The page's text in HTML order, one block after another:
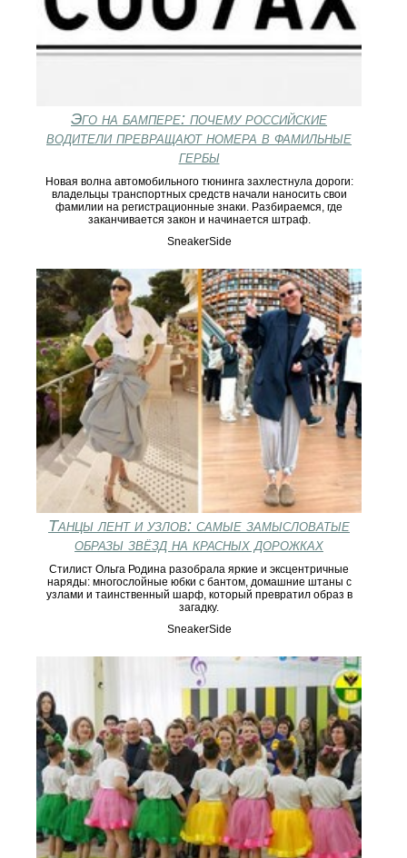
Эго на бампере: почему российские
водители превращают номера в фамильные
гербы
Новая волна автомобильного тюнинга захлестнула дороги:
владельцы транспортных средств начали наносить свои
фамилии на регистрационные знаки. Разбираемся, где
заканчивается закон и начинается штраф.
SneakerSide
Танцы лент и узлов: самые замысловатые
образы звёзд на красных дорожках
Стилист Ольга Родина разобрала яркие и эксцентричные
наряды: многослойные юбки с бантом, домашние штаны с
узлами и таинственный шарф, который превратил образ в
загадку.
SneakerSide